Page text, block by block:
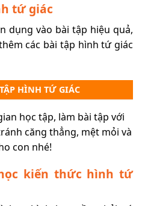
tứ giác
dụng vào bài tập hiệu quả,
các bài tập hình tứ giác
HÌNH TỨ GIÁC
học tập, làm bài tập với
căng thẳng, mệt mỏi và
con nhé!
kiến thức hình tứ